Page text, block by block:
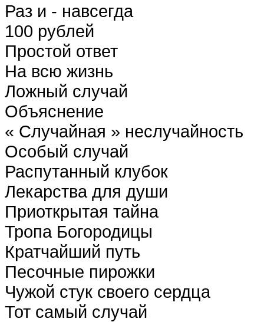
Раз и - навсегда
100 рублей
Простой ответ
На всю жизнь
Ложный случай
Объяснение
« Случайная » неслучайность
Особый случай
Распутанный клубок
Лекарства для души
Приоткрытая тайна
Тропа Богородицы
Кратчайший путь
Песочные пирожки
Чужой стук своего сердца
Тот самый случай